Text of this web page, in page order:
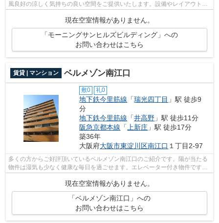
風良好の涼しく気持ちの良い空間をご提供いたします。設備やレイアウトに
現在空室情報がありません。
「モーニングサンヒルズビルディング」への
お問い合わせはこちら
賃貸 | マンション ベルメゾン南江口
敷0 礼0
地下鉄今里筋線 「瑞光四丁目 」駅 徒歩9
分
地下鉄今里筋線 「井高野 」駅 徒歩11分
阪急京都本線 「 上新庄 」駅 徒歩17分
築36年
大阪府大阪市東淀川区南江口 １丁目2-97
多くの方からご好評頂いているベルメゾン南江口のご紹介です。陽が当たる
物件は湿気も少なく健康な毎日を過ごせます。エレベーター付き物件です。
現在空室情報がありません。
「ベルメゾン南江口」への
お問い合わせはこちら